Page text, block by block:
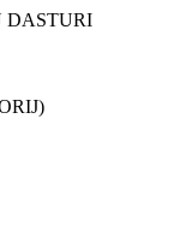
DASTURI